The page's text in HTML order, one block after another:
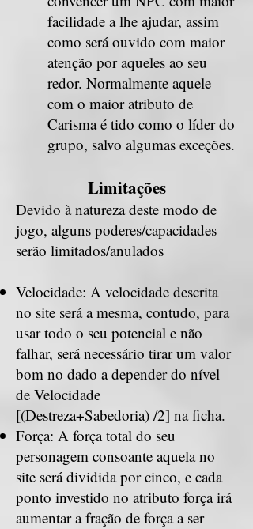
facilidade a lhe ajudar, assim
como será ouvido com maior
atenção por aqueles ao seu
redor. Normalmente aquele
com o maior atributo de
Carisma é tido como o líder do
grupo, salvo algumas exceções.
Limitações
Devido à natureza deste modo de
jogo, alguns poderes/capacidades
serão limitados/anulados
Velocidade: A velocidade descrita
no site será a mesma, contudo, para
usar todo o seu potencial e não
falhar, será necessário tirar um valor
bom no dado a depender do nível
de Velocidade
[(Destreza+Sabedoria) /2] na ficha.
Força: A força total do seu
personagem consoante aquela no
site será dividida por cinco, e cada
ponto investido no atributo força irá
aumentar a fração de força a ser